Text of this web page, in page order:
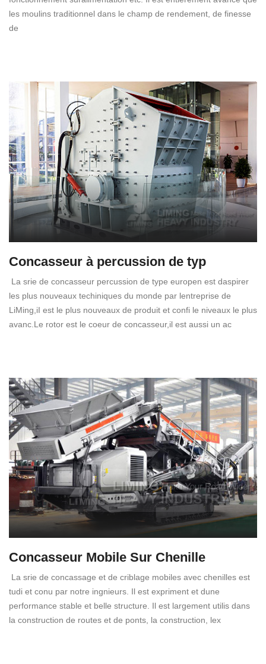
les moulins traditionnel dans le champ de rendement, de finesse
de
Concasseur à percussion de typ
La srie de concasseur percussion de type europen est daspirer
les plus nouveaux techiniques du monde par lentreprise de
LiMing,iI est le plus nouveaux de produit et confi le niveaux le plus
avanc.Le rotor est le coeur de concasseur,il est aussi un ac
Concasseur Mobile Sur Chenille
La srie de concassage et de criblage mobiles avec chenilles est
tudi et conu par notre ingnieurs. Il est expriment et dune
performance stable et belle structure. Il est largement utilis dans
la construction de routes et de ponts, la construction, lex